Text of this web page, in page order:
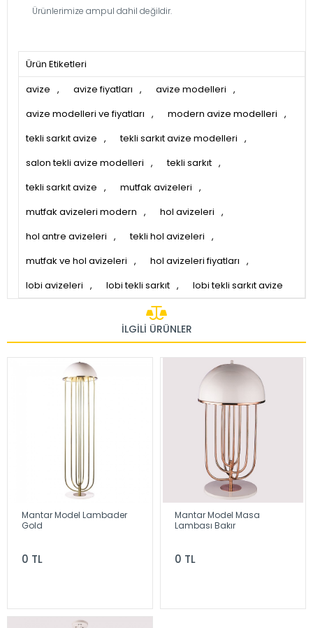
Ürünlerimize ampul dahil değildir.
Ürün Etiketleri
avize , avize fiyatları , avize modelleri ,
avize modelleri ve fiyatları , modern avize modelleri ,
tekli sarkıt avize , tekli sarkıt avize modelleri ,
salon tekli avize modelleri , tekli sarkıt ,
tekli sarkıt avize , mutfak avizeleri ,
mutfak avizeleri modern , hol avizeleri ,
hol antre avizeleri , tekli hol avizeleri ,
mutfak ve hol avizeleri , hol avizeleri fiyatları ,
lobi avizeleri , lobi tekli sarkıt , lobi tekli sarkıt avize
İLGILI ÜRÜNLER
Mantar Model Lambader
Gold
0 TL
Mantar Model Masa
Lambası Bakır
0 TL